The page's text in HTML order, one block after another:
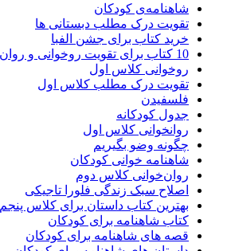
شاهنامه‌ی کودکان
تقویت درک مطلب دبستانی ها
خرید کتاب برای جشن الفبا
10 کتاب برای تقویت روخوانی و روان‌خوانی کلاس اولی‌ها
روخوانی کلاس اول
تقویت درک مطلب کلاس اول
فلسفیدن
جدول کودکانه
روانخوانی کلاس اول
چگونه وضو بگیریم
شاهنامه خوانی کودکان
روان‌خوانی کلاس دوم
اصلاح سبک زندگی فلورا تاجیکی
بهترین کتاب داستان برای کلاس پنجم
کتاب شاهنامه برای کودکان
قصه های شاهنامه برای کودکان